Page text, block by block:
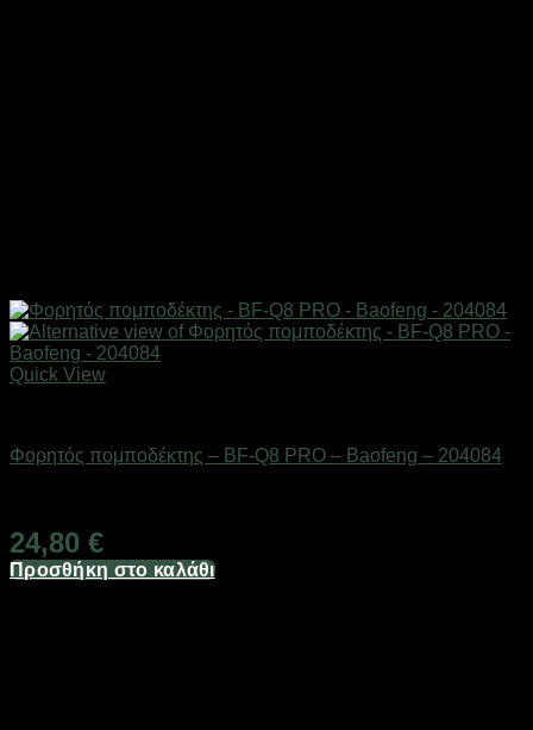
Quick View
Φορητός πομποδέκτης – BF-Q8 PRO – Baofeng – 204084
24,80 €
Προσθήκη στο καλάθι